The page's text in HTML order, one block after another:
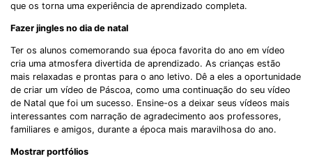
que os torna uma experiência de aprendizado completa.
Fazer jingles no dia de natal
Ter os alunos comemorando sua época favorita do ano em vídeo
cria uma atmosfera divertida de aprendizado. As crianças estão
mais relaxadas e prontas para o ano letivo. Dê a eles a oportunidade
de criar um vídeo de Páscoa, como uma continuação do seu vídeo
de Natal que foi um sucesso. Ensine-os a deixar seus vídeos mais
interessantes com narração de agradecimento aos professores,
familiares e amigos, durante a época mais maravilhosa do ano.
Mostrar portfólios